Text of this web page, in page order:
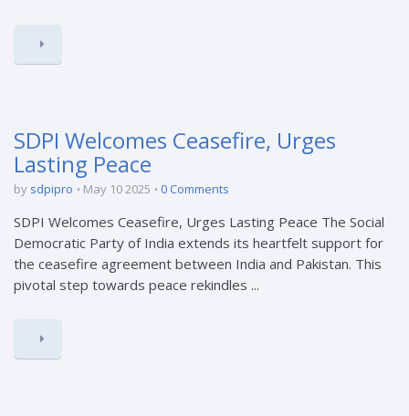
SDPI Welcomes Ceasefire, Urges
Lasting Peace
by sdpipro May 10 2025 0 Comments
SDPI Welcomes Ceasefire, Urges Lasting Peace The Social
Democratic Party of India extends its heartfelt support for
the ceasefire agreement between India and Pakistan. This
pivotal step towards peace rekindles ...